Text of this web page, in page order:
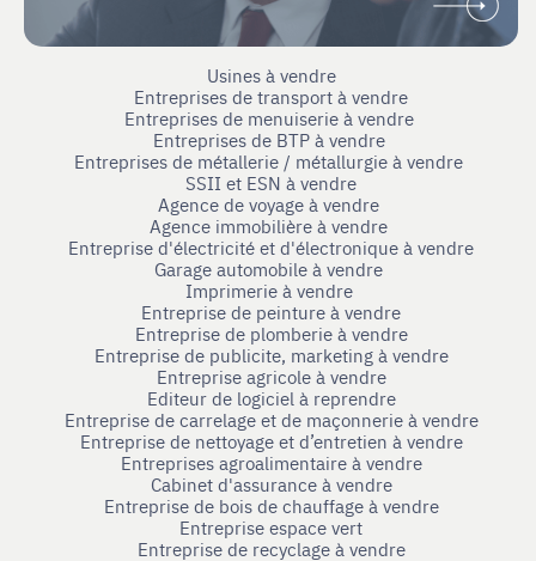
Usines à vendre
Entreprises de transport à vendre
Entreprises de menuiserie à vendre
Entreprises de BTP à vendre
Entreprises de métallerie / métallurgie à vendre
SSII et ESN à vendre
Agence de voyage à vendre
Agence immobilière à vendre
Entreprise d'électricité et d'électronique à vendre
Garage automobile à vendre
Imprimerie à vendre
Entreprise de peinture à vendre
Entreprise de plomberie à vendre
Entreprise de publicite, marketing à vendre
Entreprise agricole à vendre
Editeur de logiciel à reprendre
Entreprise de carrelage et de maçonnerie à vendre
Entreprise de nettoyage et d’entretien à vendre
Entreprises agroalimentaire à vendre
Cabinet d'assurance à vendre
Entreprise de bois de chauffage à vendre
Entreprise espace vert
Entreprise de recyclage à vendre